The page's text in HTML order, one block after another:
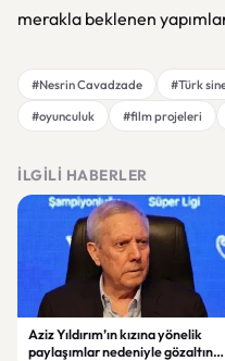
merakla beklenen
#Nesrin Cavadzade #Türk
#oyunculuk
#film projeleri
İLGILI HABERLER
Aziz Yıldırım’ın kızına yönelik
paylaşımlar nedeniyle gözaltına